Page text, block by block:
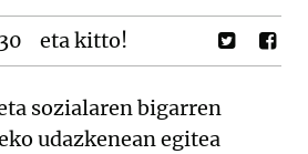
eta kitto!
sozialaren bigarren
udazkenean egitea